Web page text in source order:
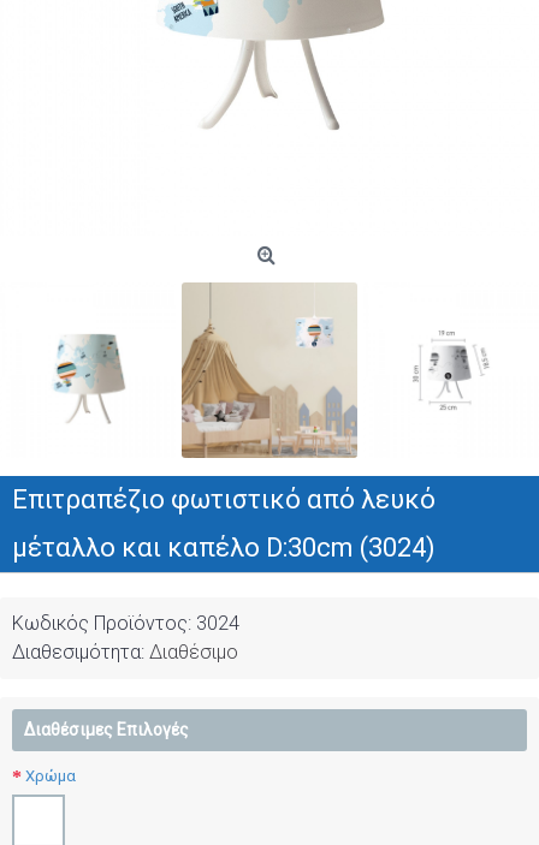
Επιτραπέζιο φωτιστικό από λευκό
μέταλλο και καπέλο D:30cm (3024)
Κωδικός Προϊόντος: 3024
Διαθεσιμότητα: Διαθέσιμο
Διαθέσιμες Επιλογές
Χρώμα